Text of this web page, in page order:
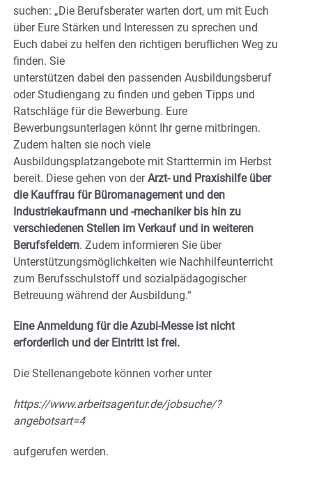
suchen: „Die Berufsberater warten dort, um mit Euch
über Eure Stärken und Interessen zu sprechen und
Euch dabei zu helfen den richtigen beruflichen Weg zu
finden. Sie
unterstützen dabei den passenden Ausbildungsberuf
oder Studiengang zu finden und geben Tipps und
Ratschläge für die Bewerbung. Eure
Bewerbungsunterlagen könnt Ihr gerne mitbringen.
Zudem halten sie noch viele
Ausbildungsplatzangebote mit Starttermin im Herbst
bereit. Diese gehen von derArzt- und Praxishilfe über
die Kauffrau für Büromanagement und den
Industriekaufmann und -mechaniker bis hin zu
verschiedenen Stellen im Verkauf und in weiteren
Berufsfeldern. Zudem informieren Sie über
Unterstützungsmöglichkeiten wie Nachhilfeunterricht
zum Berufsschulstoff und sozialpädagogischer
Betreuung während der Ausbildung.“
Eine Anmeldung für die Azubi-Messe ist nicht
erforderlich und der Eintritt ist frei.
Die Stellenangebote können vorher unter
https://www.arbeitsagentur.de/jobsuche/?
angebotsart=4
aufgerufen werden.